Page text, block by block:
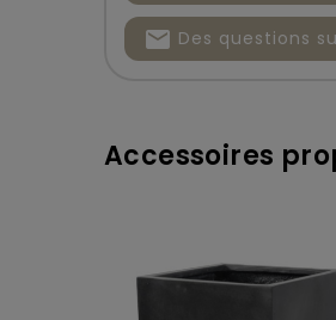
mail Des questions
Accessoires